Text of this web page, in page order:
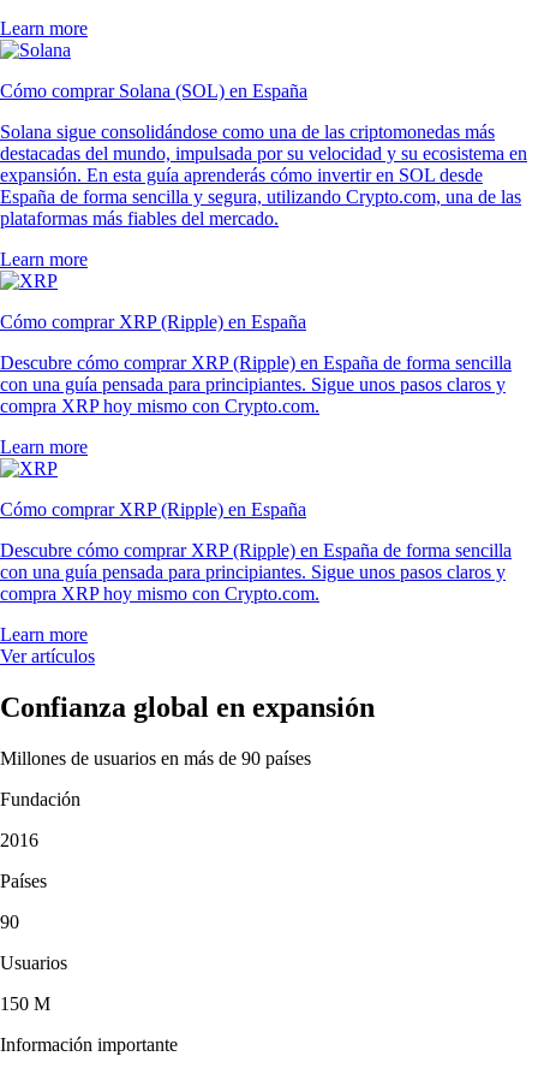
Learn more
Cómo comprar Solana (SOL) en España
Solana sigue consolidándose como una de las criptomonedas más
destacadas del mundo, impulsada por su velocidad y su ecosistema en
expansión. En esta guía aprenderás cómo invertir en SOL desde
España de forma sencilla y segura, utilizando Crypto.com, una de las
plataformas más fiables del mercado.
Learn more
Cómo comprar XRP (Ripple) en España
Descubre cómo comprar XRP (Ripple) en España de forma sencilla
con una guía pensada para principiantes. Sigue unos pasos claros y
compra XRP hoy mismo con Crypto.com.
Learn more
Cómo comprar XRP (Ripple) en España
Descubre cómo comprar XRP (Ripple) en España de forma sencilla
con una guía pensada para principiantes. Sigue unos pasos claros y
compra XRP hoy mismo con Crypto.com.
Learn more
Ver artículos
Confianza global en expansión
Millones de usuarios en más de 90 países
Fundación
2016
Países
90
Usuarios
150 M
Información importante